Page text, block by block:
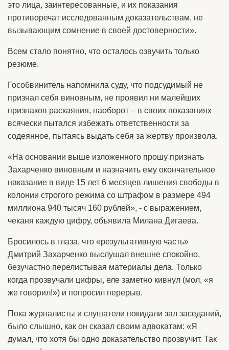
это лица, заинтересованные, и их показания
противоречат исследованным доказательствам, не
вызывающим сомнение в своей достоверности».
Всем стало понятно, что осталось озвучить только
резюме.
Гособвинитель напомнила суду, что подсудимый не
признал себя виновным, не проявил ни малейших
признаков раскаяния, наоборот – в своих показаниях
всячески пытался избежать ответственности за
содеянное, пытаясь выдать себя за жертву произвола.
«На основании выше изложенного прошу признать
Захарченко виновным и назначить ему окончательное
наказание в виде 15 лет 6 месяцев лишения свободы в
колонии строгого режима со штрафом в размере 494
миллиона 940 тысяч 160 рублей», - с выражением,
чеканя каждую цифру, объявила Милана Дигаева.
Бросилось в глаза, что «результативную часть»
Дмитрий Захарченко выслушал внешне спокойно,
безучастно перелистывая материалы дела. Только
когда прозвучали цифры, еле заметно кивнул (мол, «я
же говорил!») и попросил перерыв.
Пока журналисты и слушатели покидали зал заседаний,
было слышно, как он сказал своим адвокатам: «Я
думал, что хотя бы одно доказательство прозвучит. Так